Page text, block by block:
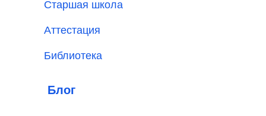
Старшая школа
Аттестация
Библиотека
Блог